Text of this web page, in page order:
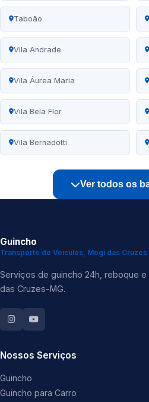
Taboão
Vila Andrade
Vila Áurea Maria
Vila Bela Flor
Vila Bernadotti
Ver todos os
Guincho
Transporte de Veículos, Mogi das Cruzes
Serviços de guincho 24h, reboque
das Cruzes-MG.
Nossos Serviços
Guincho
Guincho para Carro